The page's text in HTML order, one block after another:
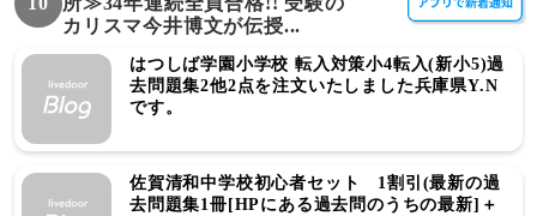
カリスマ今井博文が伝授...
はつしば学園小学校 転入対策小4転入(新小5)過
去問題集2他2点を注文いたしました兵庫県Y.N
です。
佐賀清和中学校初心者セット 1割引(最新の過
去問題集1冊[HPにある過去問のうちの最新]＋